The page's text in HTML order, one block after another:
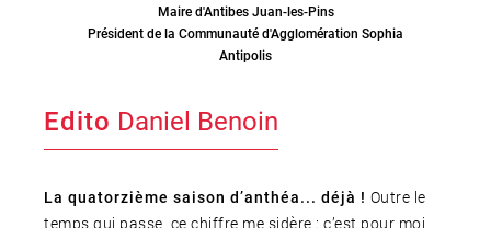
Maire d'Antibes Juan-les-Pins
Président de la Communauté d'Agglomération Sophia
Antipolis
Edito Daniel Benoin
La quatorzième saison d’anthéa... déjà ! Outre le
temps qui passe, ce chiffre me sidère : c’est pour moi